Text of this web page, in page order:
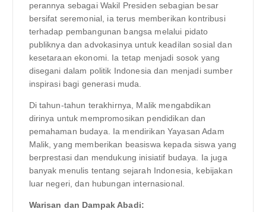
perannya sebagai Wakil Presiden sebagian besar
bersifat seremonial, ia terus memberikan kontribusi
terhadap pembangunan bangsa melalui pidato
publiknya dan advokasinya untuk keadilan sosial dan
kesetaraan ekonomi. Ia tetap menjadi sosok yang
disegani dalam politik Indonesia dan menjadi sumber
inspirasi bagi generasi muda.
Di tahun-tahun terakhirnya, Malik mengabdikan
dirinya untuk mempromosikan pendidikan dan
pemahaman budaya. Ia mendirikan Yayasan Adam
Malik, yang memberikan beasiswa kepada siswa yang
berprestasi dan mendukung inisiatif budaya. Ia juga
banyak menulis tentang sejarah Indonesia, kebijakan
luar negeri, dan hubungan internasional.
Warisan dan Dampak Abadi: